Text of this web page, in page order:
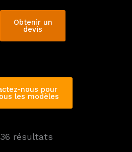
Obtenir un
devis
nous pour
les modèles
36 résultats